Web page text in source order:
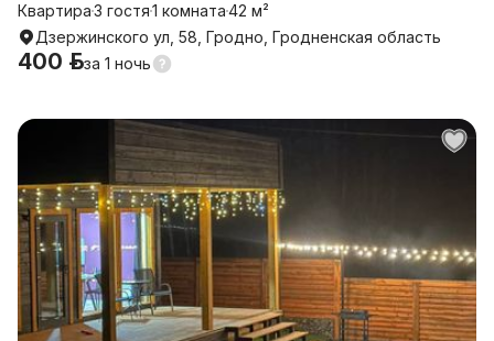
видом /на сутки /недели
Квартира3 гостя1 комната42 м²
Дзержинского ул, 58, Гродно, Гродненская область
400 р.за 1 ночь